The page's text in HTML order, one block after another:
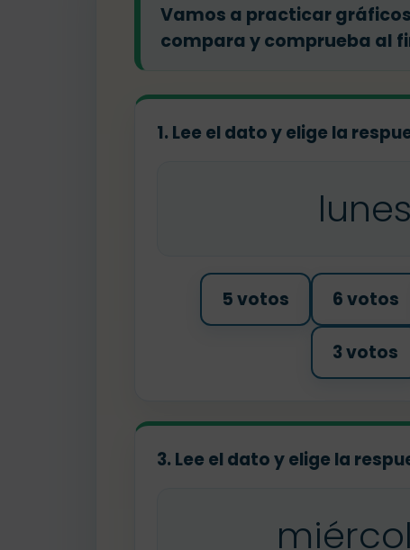
Vamos a practicar
compara y comprueba al
1. Lee el dato y elige la
lunes
5 votos 6 votos
3 votos
3. Lee el dato y elige la